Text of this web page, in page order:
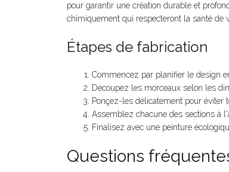
pour garantir une création durable et
chimiquement qui respecteront la santé de
Étapes de fabrication
Commencez par planifier le design
Découpez les morceaux selon les
Ponçez-les délicatement pour éviter
Assemblez chacune des sections à
Finalisez avec une peinture
Questions